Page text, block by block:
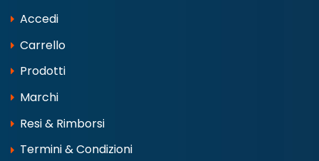
Accedi
Carrello
Prodotti
Marchi
Resi & Rimborsi
Termini & Condizioni